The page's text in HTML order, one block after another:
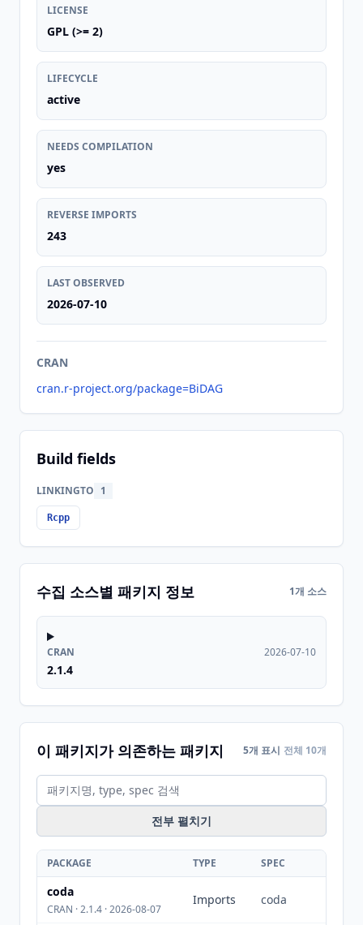
LICENSE
GPL (>= 2)
LIFECYCLE
active
NEEDS COMPILATION
yes
REVERSE IMPORTS
243
LAST OBSERVED
2026-07-10
CRAN
cran.r-project.org/package=BiDAG
Build fields
LINKINGTO 1
Rcpp
수집 소스별 패키지 정보 1개 소스
CRAN
2.1.4
2026-07-10
이 패키지가 의존하는 패키지 5개 표시 전체 10개
전부 펼치기
PACKAGE TYPE SPEC
coda
CRAN · 2.1.4 · 2026-08-07
Imports coda